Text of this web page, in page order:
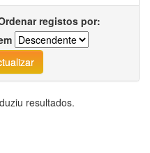
registos por:
resultados.